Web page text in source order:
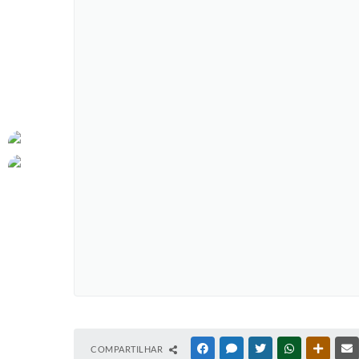
COMPARTILHAR FACEBOOKMESSENGER
TWITTERWHATSAPP